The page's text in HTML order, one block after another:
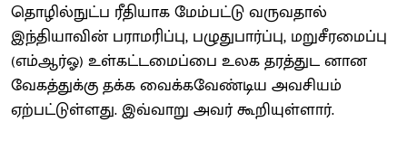
தொழில்நுட்ப ரீதியாக மேம்பட்டு வருவதால்
இந்தியாவின் பராமரிப்பு, பழுதுபார்ப்பு, மறுசீரமைப்பு
(எம்ஆர்ஓ) உள்கட்டமைப்பை உலக தரத்துட னான
வேகத்துக்கு தக்க வைக்கவேண்டிய அவசியம்
ஏற்பட்டுள்ளது. இவ்வாறு அவர் கூறியுள்ளார்.